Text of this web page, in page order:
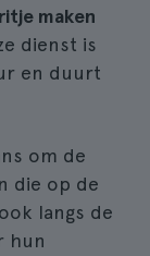
ritje maken
dienst is
en duurt
om de
die op de
langs de
hun